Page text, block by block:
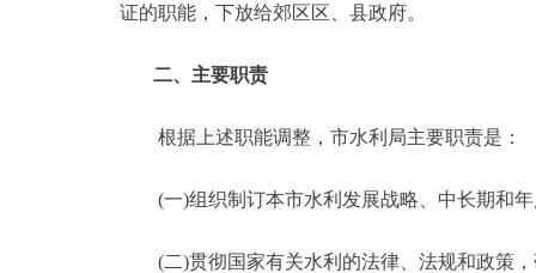
ITALIANO
证的职能，下放给郊区区、县政府。
二、主要职责
根据上述职能调整，市水利局主要职责是：
(一)组织制订本市水利发展战略、中长期和年
(二)贯彻国家有关水利的法律、法规和政策，